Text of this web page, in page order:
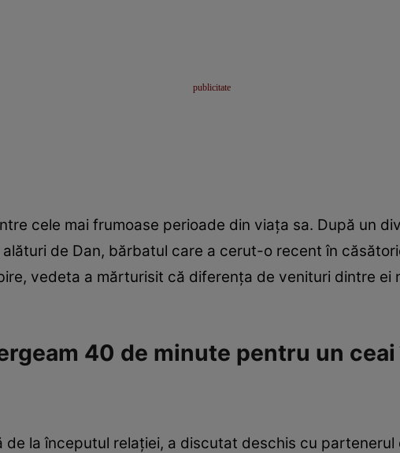
cele mai frumoase perioade din viața sa. După un
de Dan, bărbatul care a cerut-o recent în
vedeta a mărturisit că diferența de venituri dintre ei
40 de minute pentru un
la începutul relației, a discutat deschis cu